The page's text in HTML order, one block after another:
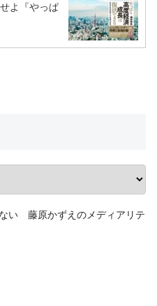
よ『やっぱ
い 藤原かずえのメディアリテ